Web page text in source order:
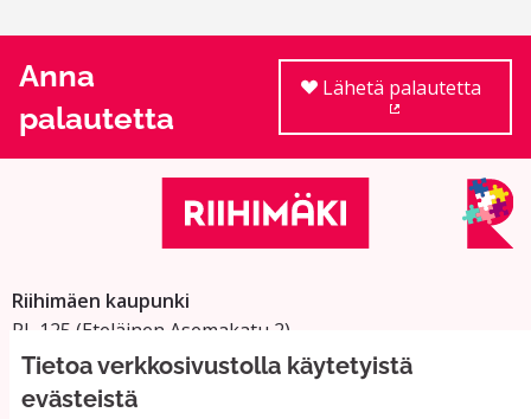
Tietoa verkkosivustolla käytetyistä
evästeistä
Anna
palautetta
Lähetä palautetta
Riihimäen kaupunki
PL 125 (Eteläinen Asemakatu 2)
11101 Riihimäki
Vaihde: 019 758 4000